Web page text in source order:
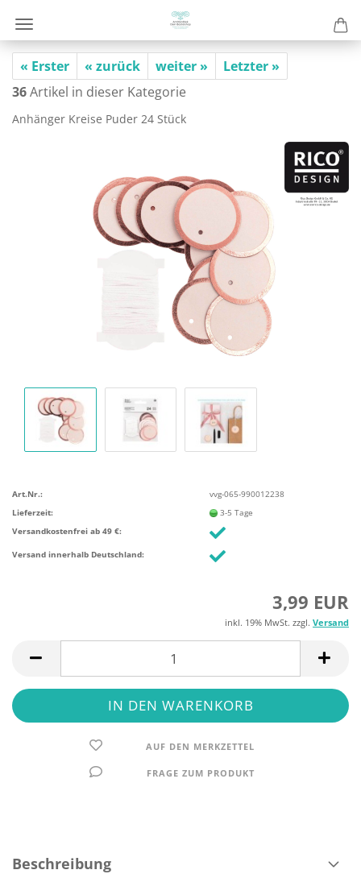
« Erster « zurück weiter »
Letzter »
36Artikel in dieser Kategorie
An­hän­ger Krei­se Puder 24 Stück
Art.Nr.:
vvg-065-990012238
Lieferzeit:
3-5 Tage
Versandkostenfrei ab 49 €:
Versand innerhalb Deutschland:
3,99 EUR
inkl. 19% MwSt. zzgl. Versand
AUF DEN MERKZETTEL
FRAGE ZUM PRODUKT
Beschreibung